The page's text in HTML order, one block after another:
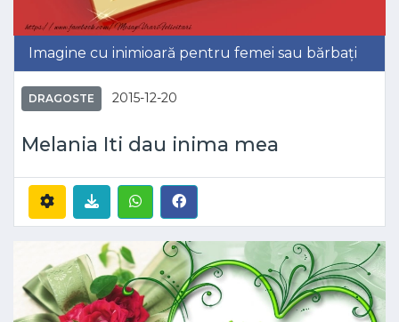
Imagine cu inimioară pentru femei sau bărbați
DRAGOSTE 2015-12-20
Melania Iti dau inima mea